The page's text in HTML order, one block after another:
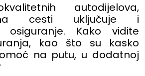
autodijelova,
cesti uključuje i
osiguranje. Kako vidite
kao što su kasko
na putu, u dodatnoj